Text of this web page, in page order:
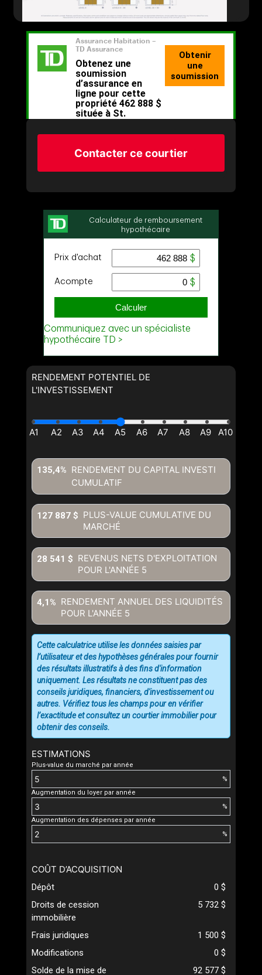
Contacter ce courtier
RENDEMENT POTENTIEL DE
L'INVESTISSEMENT
RENDEMENT DU CAPITAL INVESTI
CUMULATIF
135,4%
PLUS-VALUE CUMULATIVE DU
MARCHÉ
127 887 $
REVENUS NETS D'EXPLOITATION
POUR L'ANNÉE 5
28 541 $
RENDEMENT ANNUEL DES LIQUIDITÉS
POUR L'ANNÉE 5
4,1%
ESTIMATIONS
Plus-value du marché par année
%
Augmentation du loyer par année
%
Augmentation des dépenses par année
%
Cette calculatrice utilise les données saisies par
l’utilisateur et des hypothèses générales pour fournir
des résultats illustratifs à des fins d'information
uniquement. Les résultats ne constituent pas des
conseils juridiques, financiers, d'investissement ou
autres. Vérifiez tous les champs pour en vérifier
l’exactitude et consultez un courtier immobilier pour
obtenir des conseils.
COÛT D’ACQUISITION
Dépôt
0 $
Droits de cession
immobilière
5 732 $
Frais juridiques
1 500 $
Modifications
0 $
Solde de la mise de
92 577 $